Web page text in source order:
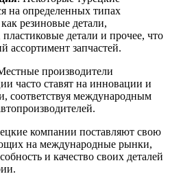
на определенных типах
резиновые детали,
детали и прочее, что
ассортимент запчастей.
производители
часто ставят на инновации и
соответствуя международным
компании поставляют свою
на международные рынки,
и качество своих деталей